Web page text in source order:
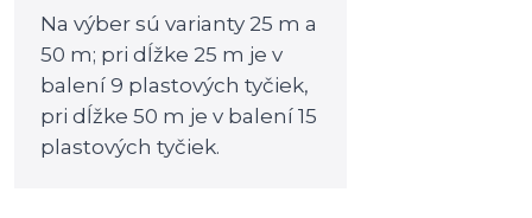
Na výber sú varianty 25 m a
50 m; pri dĺžke 25 m je v
balení 9 plastových tyčiek,
pri dĺžke 50 m je v balení 15
plastových tyčiek.